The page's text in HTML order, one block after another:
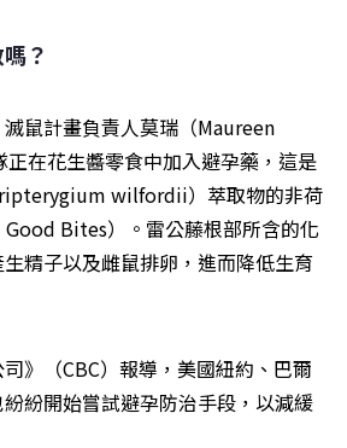
？
鼠計畫負責人莫瑞（Maureen
在花生醬零食中加入避孕藥，這是
wilfordii）萃取物的非荷
Bites）。雷公藤根部所含的化
精子以及雌鼠排卵，進而降低生育
司》（CBC）報導，美國紐約、巴爾
紛開始嘗試避孕防治手段，以減緩